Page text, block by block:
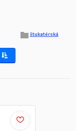
štukatérská